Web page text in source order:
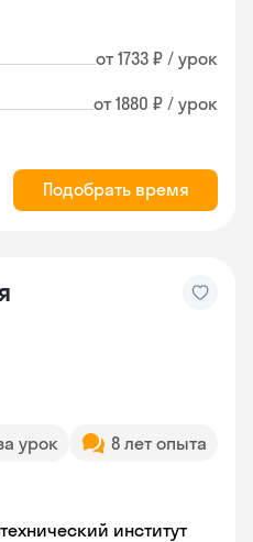
от 1733 ₽ / урок
от 1880 ₽ / урок
Подобрать время
урок
8 лет опыта
институт